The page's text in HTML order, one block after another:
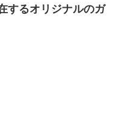
するオリジナルのガ